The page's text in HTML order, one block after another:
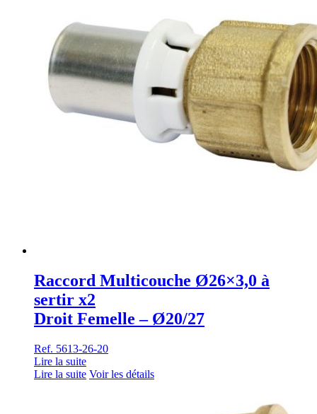
Raccord Multicouche Ø26×3,0 à
sertir x2
Droit Femelle – Ø20/27
Ref. 5613-26-20
Lire la suite
Lire la suite Voir les détails